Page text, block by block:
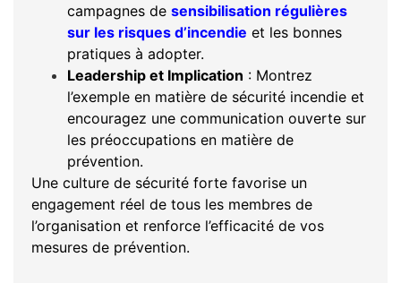
campagnes de sensibilisation régulières
sur les risques d’incendie et les bonnes
pratiques à adopter.
Leadership et Implication : Montrez
l’exemple en matière de sécurité incendie et
encouragez une communication ouverte sur
les préoccupations en matière de
prévention.
Une culture de sécurité forte favorise un
engagement réel de tous les membres de
l’organisation et renforce l’efficacité de vos
mesures de prévention.